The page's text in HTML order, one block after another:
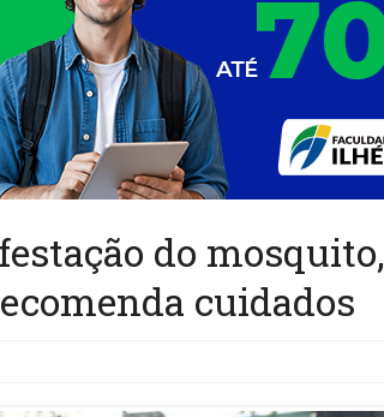
do mosquito,
cuidados